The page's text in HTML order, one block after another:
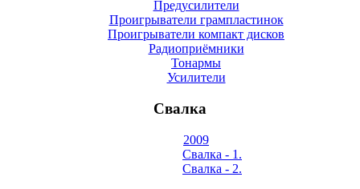
Предусилители
Проигрыватели грампластинок
Проигрыватели компакт дисков
Радиоприёмники
Тонармы
Усилители
Свалка
2009
Свалка - 1.
Свалка - 2.